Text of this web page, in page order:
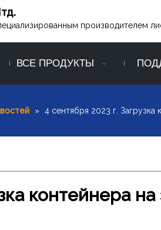
производителем
ВСЕ ПРОДУКТЫ
» 4 сентября 2023 г.
контейнера